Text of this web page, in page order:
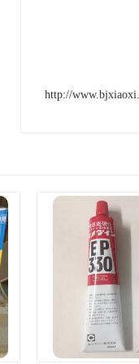
http://